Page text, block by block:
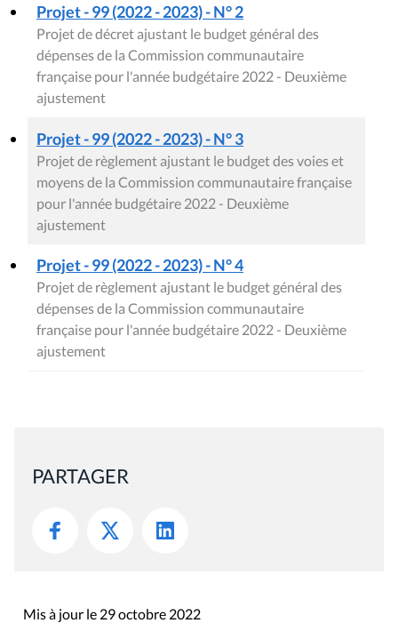
Projet - 99 (2022 - 2023) - N° 2
Projet de décret ajustant le budget général des
dépenses de la Commission communautaire
française pour l'année budgétaire 2022 - Deuxième
ajustement
Projet - 99 (2022 - 2023) - N° 3
Projet de règlement ajustant le budget des voies et
moyens de la Commission communautaire française
pour l'année budgétaire 2022 - Deuxième
ajustement
Projet - 99 (2022 - 2023) - N° 4
Projet de règlement ajustant le budget général des
dépenses de la Commission communautaire
française pour l'année budgétaire 2022 - Deuxième
ajustement
PARTAGER
Mis à jour le 29 octobre 2022